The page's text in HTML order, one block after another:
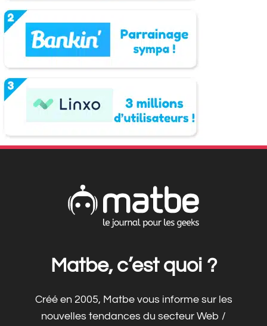
Matbe, c’est quoi ?
Créé en 2005, Matbe vous informe sur les
nouvelles tendances du secteur Web /